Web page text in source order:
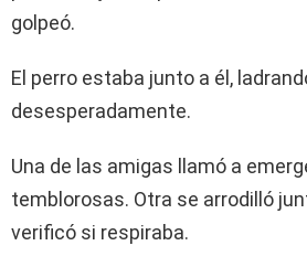
golpeó.
El perro estaba junto a él,
desesperadamente.
Una de las amigas llamó a
temblorosas. Otra se arrodilló
verificó si respiraba.